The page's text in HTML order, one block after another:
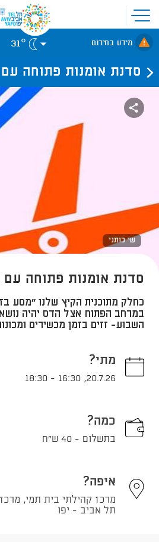
פתיחת
תפריט
אתר
לאתר עיריית
תל-אביב
מידע בחירום 31°
סדנת אומנות פתוחה
שי כותני
סדנת אומנות פתוחה
כחלק מתוכנית הקיץ שלנו "מסע
במרחב הפתוח אצל הדס יהיה
השבוע- זזים בזמן מכשירים
מתי?
20.7.26
,
16:30
-
18:30
כמה?
בתשלום - 40 ש"ח
איפה?
תל אביב - יפו